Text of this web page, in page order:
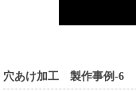
穴あけ加工 製作事例-6